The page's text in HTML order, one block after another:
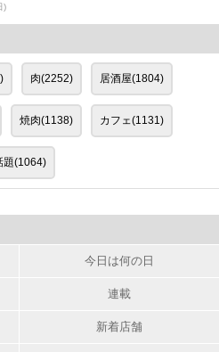
)
肉(2252) 居酒屋(1804)
焼肉(1138) カフェ(1131)
題(1064)
今日は何の日
連載
新着店舗